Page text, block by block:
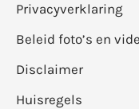
Privacyverklaring
Beleid foto’s en
Disclaimer
Huisregels